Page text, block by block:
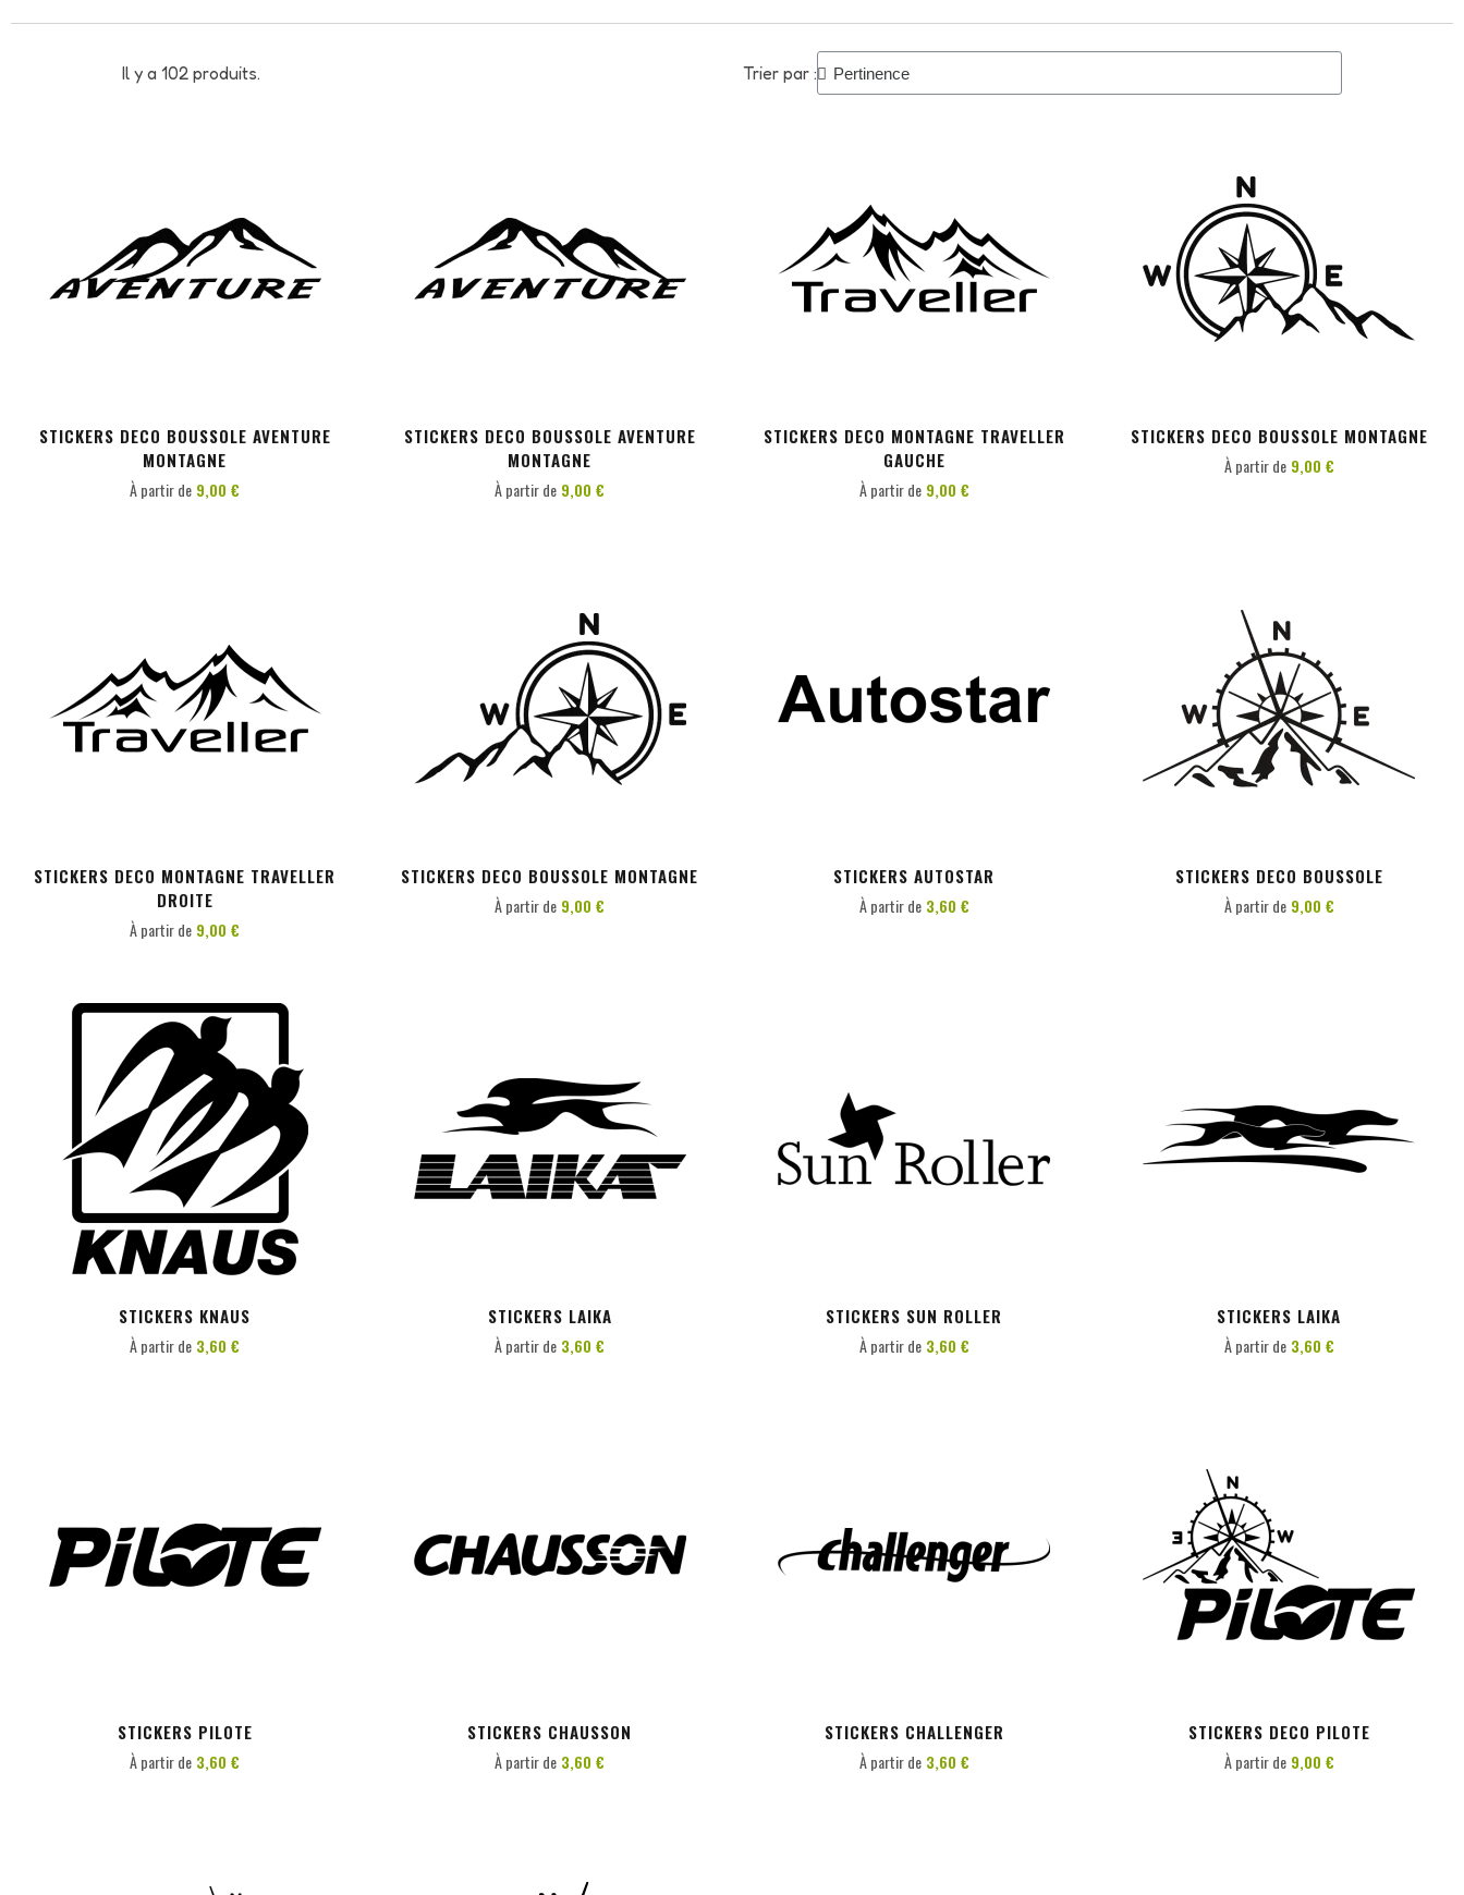
Il y a 102 produits. Trier par :
STICKERS DECO BOUSSOLE AVENTURE
MONTAGNE
À partir de 9,00 €
STICKERS DECO BOUSSOLE AVENTURE
MONTAGNE
À partir de 9,00 €
STICKERS DECO MONTAGNE TRAVELLER
GAUCHE
PERSONNALISER
À partir de 9,00 €
STICKERS DECO BOUSSOLE MONTAGNE
PERSONNALISER
À partir de 9,00 €
STICKERS DECO MONTAGNE TRAVELLER
DROITE
PERSONNALISER
À partir de 9,00 €
STICKERS DECO BOUSSOLE MONTAGNE
PERSONNALISER
À partir de 9,00 €
STICKERS AUTOSTAR
À partir de 3,60 €
STICKERS DECO BOUSSOLE
PERSONNALISER
À partir de 9,00 €
STICKERS KNAUS
PERSONNALISER
À partir de 3,60 €
STICKERS LAIKA
PERSONNALISER
À partir de 3,60 €
STICKERS SUN ROLLER
PERSONNALISER
À partir de 3,60 €
STICKERS LAIKA
À partir de 3,60 €
STICKERS PILOTE
À partir de 3,60 €
STICKERS CHAUSSON
À partir de 3,60 €
STICKERS CHALLENGER
À partir de 3,60 €
STICKERS DECO PILOTE
PERSONNALISER
À partir de 9,00 €